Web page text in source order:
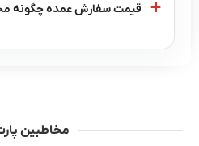
قیمت سفارش عمده چگونه
مخاطبین